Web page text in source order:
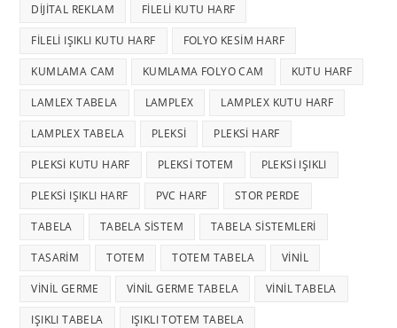
DIJITAL REKLAM FILELI KUTU HARF
FILELI IŞIKLI KUTU HARF FOLYO KESIM HARF
KUMLAMA CAM KUMLAMA FOLYO CAM KUTU HARF
LAMLEX TABELA LAMPLEX LAMPLEX KUTU HARF
LAMPLEX TABELA PLEKSI PLEKSI HARF
PLEKSI KUTU HARF PLEKSI TOTEM PLEKSI IŞIKLI
PLEKSI IŞIKLI HARF PVC HARF STOR PERDE
TABELA TABELA SISTEM TABELA SISTEMLERI
TASARIM TOTEM TOTEM TABELA VINIL
VINIL GERME VINIL GERME TABELA VINIL TABELA
IŞIKLI TABELA IŞIKLI TOTEM TABELA